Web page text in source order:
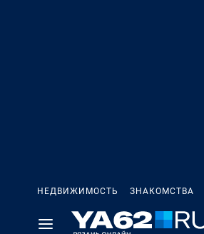
НЕДВИЖИМОСТЬ ЗНАКОМСТВА